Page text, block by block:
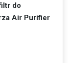
do
Air Purifier